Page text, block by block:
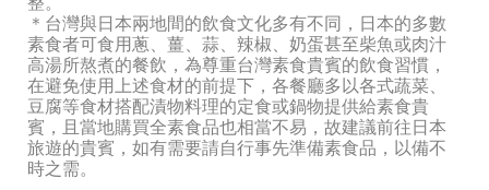
＊台灣與日本兩地間的飲食文化多有不同，日本的多數
素食者可食用蔥、薑、蒜、辣椒、奶蛋甚至柴魚或肉汁
高湯所熬煮的餐飲，為尊重台灣素食貴賓的飲食習慣，
在避免使用上述食材的前提下，各餐廳多以各式蔬菜、
豆腐等食材搭配漬物料理的定食或鍋物提供給素食貴
賓，且當地購買全素食品也相當不易，故建議前往日本
旅遊的貴賓，如有需要請自行事先準備素食品，以備不
時之需。